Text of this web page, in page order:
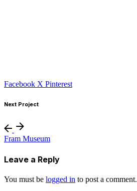
Facebook X Pinterest
Next Project
Fram Museum
Leave a Reply
You must be logged in to post a comment.